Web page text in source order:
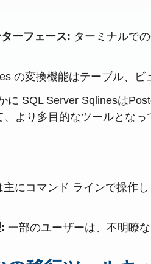
ーフェース: ターミナルで
の変換機能はテーブル、ビ
に SQL Server Sqlinesは
より多目的なツールとなっ
主にコマンド ラインで操作
一部のユーザーは、不明瞭